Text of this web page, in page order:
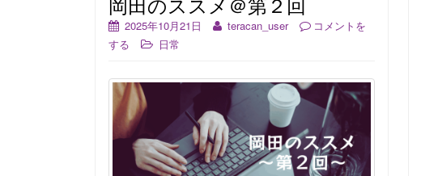
2025年10月21日 teracan_user
コメントを
する
日常